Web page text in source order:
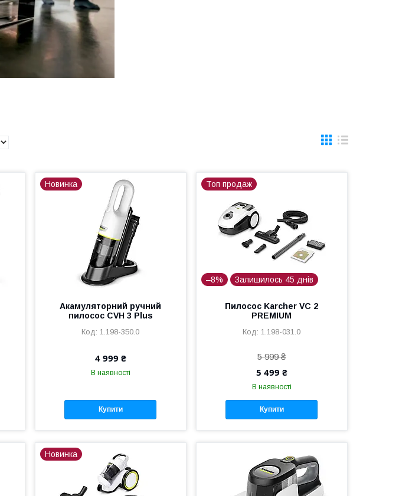
Новинка
Акамуляторний ручний
пилосос CVH 3 Plus
1.198-350.0
4 999 ₴
В наявності
Купити
Топ продаж
–8% Залишилось 45 днів
Пилосос Karcher VC 2
PREMIUM
1.198-031.0
5 999 ₴
5 499 ₴
В наявності
Купити
Новинка